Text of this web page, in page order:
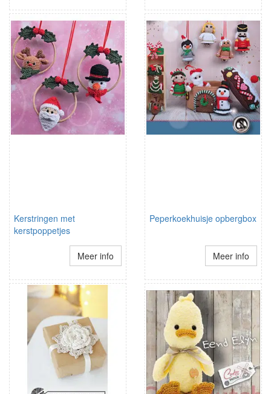
Kerstringen met
kerstpoppetjes
Meer info
Peperkoekhuisje opbergbox
Meer info